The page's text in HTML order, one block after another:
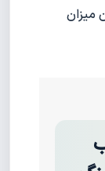
میزان